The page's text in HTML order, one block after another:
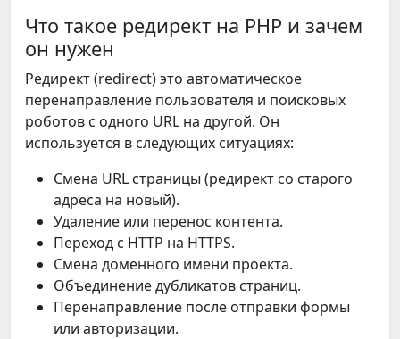
Что такое редирект на PHP и зачем
он нужен
Редирект (redirect) это автоматическое
перенаправление пользователя и поисковых
роботов с одного URL на другой. Он
используется в следующих ситуациях:
Смена URL страницы (редирект со старого
адреса на новый).
Удаление или перенос контента.
Переход с HTTP на HTTPS.
Смена доменного имени проекта.
Объединение дубликатов страниц.
Перенаправление после отправки формы
или авторизации.